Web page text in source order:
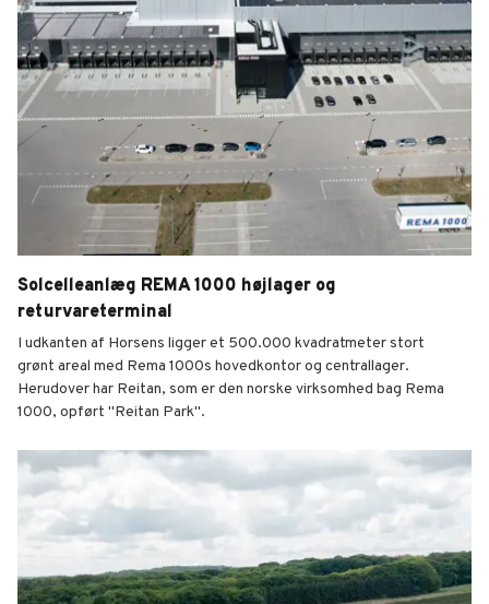
Solcelleanlæg REMA 1000 højlager og
returvareterminal
I udkanten af Horsens ligger et 500.000 kvadratmeter stort
grønt areal med Rema 1000s hovedkontor og centrallager.
Herudover har Reitan, som er den norske virksomhed bag Rema
1000, opført "Reitan Park".
Solcelleanlæg REMA 1000 højlager og